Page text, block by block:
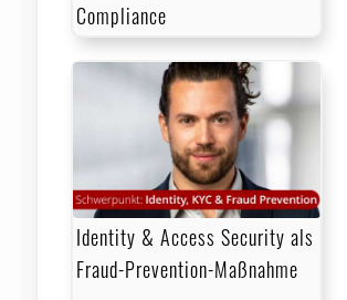
Compliance
Identity & Access Security als
Fraud-Prevention-Maßnahme